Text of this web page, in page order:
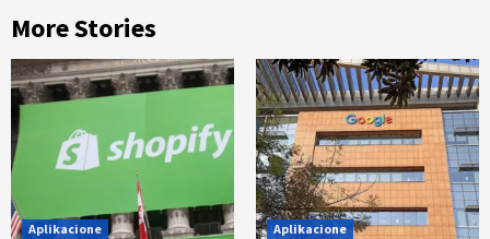
More Stories
Aplikacione Aplikacione